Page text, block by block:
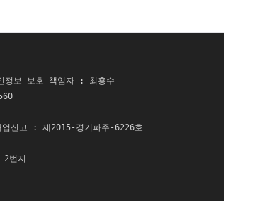
정보 보호 책임자 : 최홍수
업신고 : 제2015-경기파주-6226호
번지